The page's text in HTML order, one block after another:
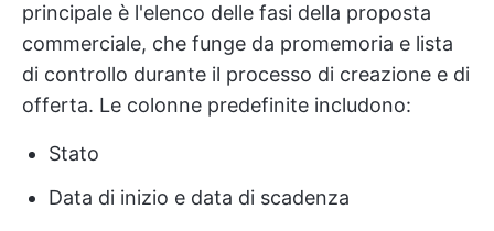
principale è l'elenco delle fasi della proposta
commerciale, che funge da promemoria e lista
di controllo durante il processo di creazione e di
offerta. Le colonne predefinite includono:
Stato
Data di inizio e data di scadenza